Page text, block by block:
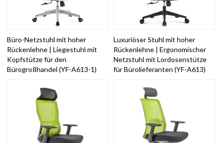
Büro-Netzstuhl mit hoher
Rückenlehne | Liegestuhl mit
Kopfstütze für den
Bürogroßhandel (YF-A613-1)
Luxuriöser Stuhl mit hoher
Rückenlehne | Ergonomischer
Netzstuhl mit Lordosenstütze
für Bürolieferanten (YF-A613)